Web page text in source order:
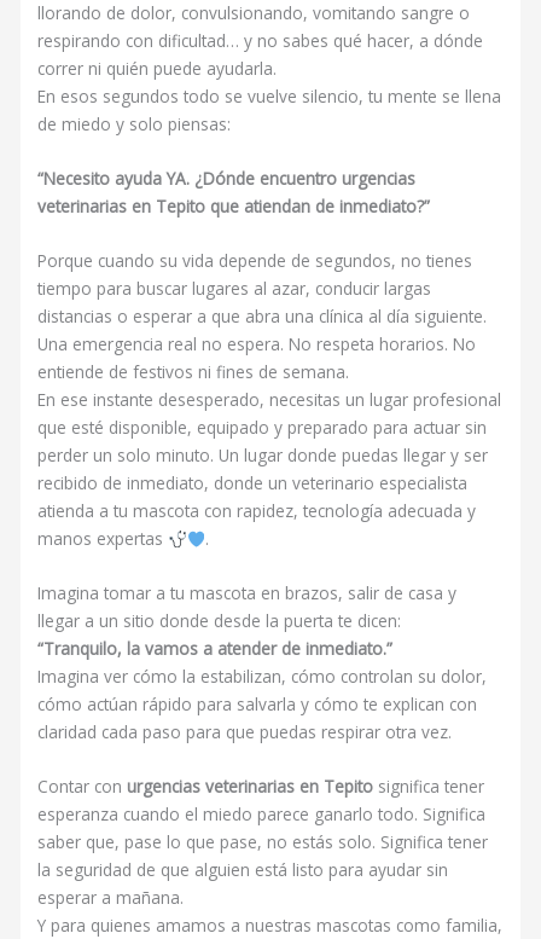
llorando de dolor, convulsionando, vomitando sangre o
respirando con dificultad… y no sabes qué hacer, a dónde
correr ni quién puede ayudarla.
En esos segundos todo se vuelve silencio, tu mente se llena
de miedo y solo piensas:
“Necesito ayuda YA. ¿Dónde encuentro urgencias
veterinarias en Tepito que atiendan de inmediato?”
Porque cuando su vida depende de segundos, no tienes
tiempo para buscar lugares al azar, conducir largas
distancias o esperar a que abra una clínica al día siguiente.
Una emergencia real no espera. No respeta horarios. No
entiende de festivos ni fines de semana.
En ese instante desesperado, necesitas un lugar profesional
que esté disponible, equipado y preparado para actuar sin
perder un solo minuto. Un lugar donde puedas llegar y ser
recibido de inmediato, donde un veterinario especialista
atienda a tu mascota con rapidez, tecnología adecuada y
manos expertas
.
Imagina tomar a tu mascota en brazos, salir de casa y
llegar a un sitio donde desde la puerta te dicen:
“Tranquilo, la vamos a atender de inmediato.”
Imagina ver cómo la estabilizan, cómo controlan su dolor,
cómo actúan rápido para salvarla y cómo te explican con
claridad cada paso para que puedas respirar otra vez.
Contar con urgencias veterinarias en Tepito significa tener
esperanza cuando el miedo parece ganarlo todo. Significa
saber que, pase lo que pase, no estás solo. Significa tener
la seguridad de que alguien está listo para ayudar sin
esperar a mañana.
Y para quienes amamos a nuestras mascotas como familia,